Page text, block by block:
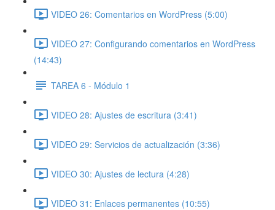
VIDEO 26: Comentarios en WordPress (5:00)
VIDEO 27: Configurando comentarios en WordPress
(14:43)
TAREA 6 - Módulo 1
VIDEO 28: Ajustes de escritura (3:41)
VIDEO 29: Servicios de actualización (3:36)
VIDEO 30: Ajustes de lectura (4:28)
VIDEO 31: Enlaces permanentes (10:55)